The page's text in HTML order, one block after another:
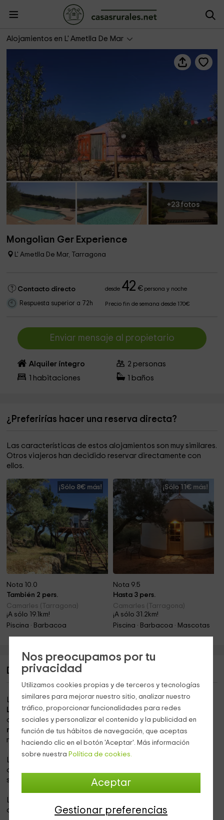
Nos preocupamos por tu
privacidad
Utilizamos cookies propias y de terceros y tecnologías
similares para mejorar nuestro sitio, analizar nuestro
tráfico, proporcionar funcionalidades para redes
sociales y personalizar el contenido y la publicidad en
función de tus hábitos de navegación, que aceptas
haciendo clic en el botón 'Aceptar'. Más información
sobre nuestra Política de cookies.
Aceptar
Gestionar preferencias
Alojamientos en L' Ametlla De Mar
Mongolian Ger Experience
+23 fotos
Mongolian Ger Experience
L' Ametlla De Mar, Tarragona
Contacto directo desde 42 €persona y noche
Respuesta superior a 72h Precio fin de semana desde 170€
Enviar mensaje al propietario
Alquiler íntegro 2 personas
habitaciones baños
¿Preferirías hacer una reserva directa?
Las características de estos alojamientos son muy similares.
Otros viajeros han decidido reservar directamente con
ellos.
¡Sólo 8€ más!
Nota 10.0
También 2 pers.
Camarles (Tarragona)
¡A sólo 19.1km!
Piscina · Barbacoa
¡Sólo 11€ más!
Nota 9.5
Hasta 3 pers.
Camarles (Tarragona)
¡A sólo 31.2km!
Piscina · Barbacoa · Mascotas
Descripción de Mongolian Ger Experience
La estancia en estayurta mongolaa las afueras de
L'Ametlla de Mar (Tarragona)te permitirá reencontrarte
contigo mismo. Forma parte de unretiro de yoga y
meditaciónen el que podrás desconectar durante unos
necesarios días.
La yurta está construida en medio de un
donde podrás observar el crecimiento de las aceitunas y
sentirte aislado y tranquilo.
La capacidad de la cabaña es de
así para retiros íntimos o solitarios.